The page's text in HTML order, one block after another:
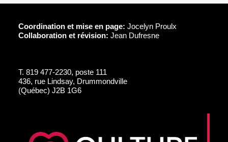
Coordination et mise en page: Jocelyn Proulx
Collaboration et révision: Jean Dufresne
T. 819 477-2230, poste 111
436, rue Lindsay, Drummondville
(Québec) J2B 1G6